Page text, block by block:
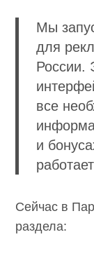
Мы
для
России.
все
и
Сейчас в
раздела: